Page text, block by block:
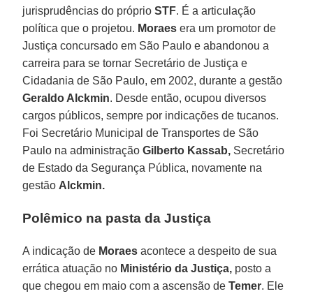
jurisprudências do próprioSTF. É a articulação
política que o projetou. Moraes era um promotor de
Justiça concursado em São Paulo e abandonou a
carreira para se tornar Secretário de Justiça e
Cidadania de São Paulo, em 2002, durante a gestão
Geraldo Alckmin. Desde então, ocupou diversos
cargos públicos, sempre por indicações de tucanos.
Foi Secretário Municipal de Transportes de São
Paulo na administraçãoGilberto Kassab, Secretário
de Estado da Segurança Pública, novamente na
gestão Alckmin.
Polêmico na pasta da Justiça
A indicação de Moraes acontece a despeito de sua
errática atuação no Ministério da Justiça, posto a
que chegou em maio com a ascensão deTemer. Ele